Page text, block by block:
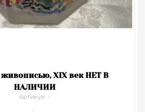
XIX век НЕТ В
НАЛИЧИИ
Артикул: -